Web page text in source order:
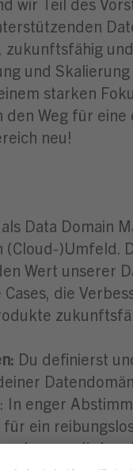
zukunftsfähig
und
starken
Weg für
neu!
Data Domain
)Umfeld.
Wert unserer
die
Du definierst
: In enger
ein
mit